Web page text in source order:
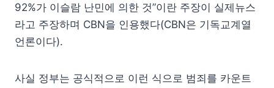
92%가 이슬람 난민에 의한 것”이란 주장이 실제뉴스
라고 주장하며 CBN을 인용했다(CBN은 기독교계열
언론이다).
사실 정부는 공식적으로 이런 식으로 범죄를 카운트